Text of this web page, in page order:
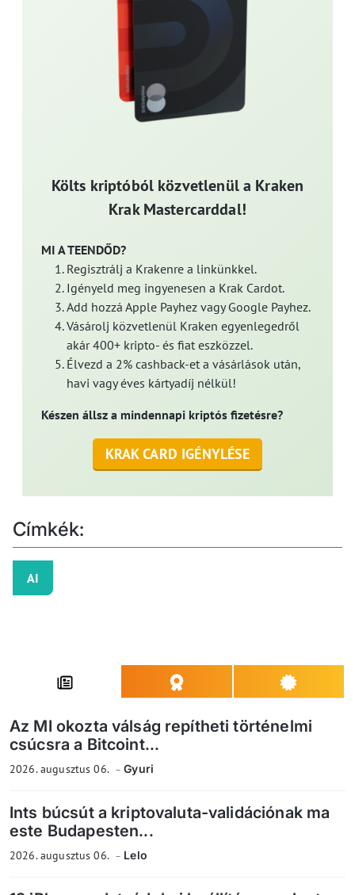
Költs kriptóból közvetlenül a Kraken
Krak Mastercarddal!
MI A TEENDŐD?
Regisztrálj a Krakenre a linkünkkel.
Igényeld meg ingyenesen a Krak Cardot.
Add hozzá Apple Payhez vagy Google Payhez.
Vásárolj közvetlenül Kraken egyenlegedről
akár 400+ kripto- és fiat eszközzel.
Élvezd a 2% cashback-et a vásárlások után,
havi vagy éves kártyadíj nélkül!
Készen állsz a mindennapi kriptós fizetésre?
KRAK CARD IGÉNYLÉSE
Címkék:
AI
Az MI okozta válság repítheti történelmi
csúcsra a Bitcoint...
2026. augusztus 06. Gyuri
Ints búcsút a kriptovaluta-validációnak ma
este Budapesten...
2026. augusztus 06. Lelo